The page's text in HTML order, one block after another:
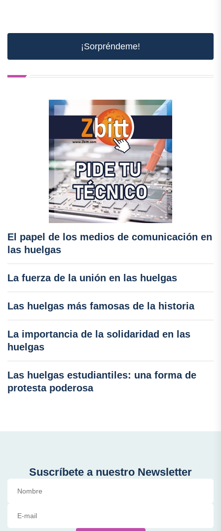
¡Sorpréndeme!
El papel de los medios de comunicación en
las huelgas
La fuerza de la unión en las huelgas
Las huelgas más famosas de la historia
La importancia de la solidaridad en las
huelgas
Las huelgas estudiantiles: una forma de
protesta poderosa
Suscríbete a nuestro Newsletter